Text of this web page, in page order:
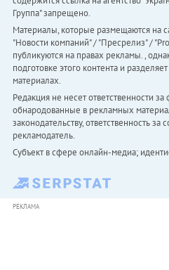
Группа" запрещено.
Материалы, которые размещаются на
"Новости компаний" / "Пресрелиз" /
публикуются на правах рекламы. ,
подготовке этого контента и
материалах.
Редакция не несет ответственности
обнародованные в рекламных
законодательству, ответственность
рекламодатель.
Субъект в сфере онлайн-медиа;
РЕКЛАМА